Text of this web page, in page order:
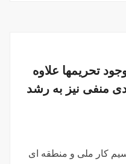
وجود تحریمها علاوه
منفی نیز به رشد
کار ملی و منطقه ای